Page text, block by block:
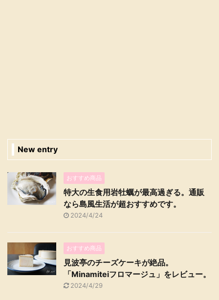
New entry
おすすめ商品
特大の生食用岩牡蠣が最高過ぎる。通販
なら島風生活が超おすすめです。
2024/4/24
おすすめ商品
見波亭のチーズケーキが絶品。
「Minamiteiフロマージュ」をレビュー。
2024/4/29